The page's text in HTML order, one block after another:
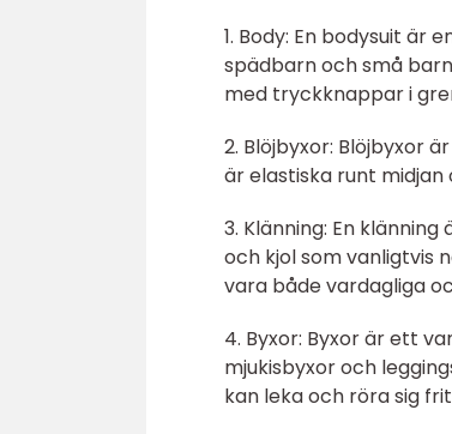
1. Body: En bodysuit
spädbarn och små
med tryckknappar i
2. Blöjbyxor: Blöjbyxor
är elastiska runt
3. Klänning: En
och kjol som vanligtvis
vara både vardagliga
4. Byxor: Byxor är ett
mjukisbyxor och
kan leka och röra sig